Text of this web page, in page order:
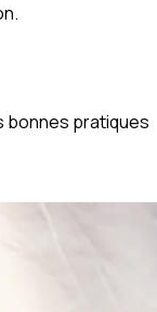
bonnes pratiques